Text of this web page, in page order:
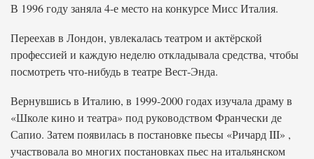
В 1996 году заняла 4-е место на конкурсе Мисс Италия.
Переехав в Лондон, увлекалась театром и актёрской
профессией и каждую неделю откладывала средства, чтобы
посмотреть что-нибудь в театре Вест-Энда.
Вернувшись в Италию, в 1999-2000 годах изучала драму в
«Школе кино и театра» под руководством Франчески де
Сапио. Затем появилась в постановке пьесы «Ричард III» ,
участвовала во многих постановках пьес на итальянском